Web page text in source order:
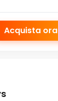
Acquista ora